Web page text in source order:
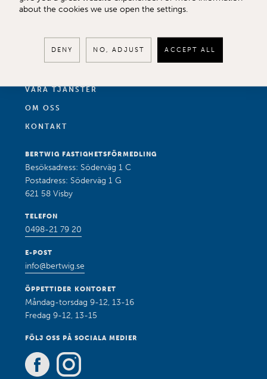
SÄLJA
VÅRA TJÄNSTER
OM OSS
KONTAKT
BERTWIG FASTIGHETSFÖRMEDLING
Besöksadress: Söderväg 1 C
Postadress: Söderväg 1 G
621 58 Visby
TELEFON
0498-21 79 20
E-POST
info@bertwig.se
ÖPPETTIDER KONTORET
Måndag-torsdag 9-12, 13-16
Fredag 9-12, 13-15
FÖLJ OSS PÅ SOCIALA MEDIER
about the cookies we use open the settings.
DENY NO, ADJUST ACCEPT ALL